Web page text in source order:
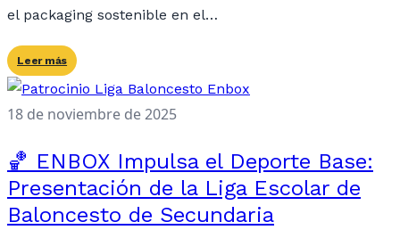
el packaging sostenible en el…
Leer más
18 de noviembre de 2025
🏀 ENBOX Impulsa el Deporte Base:
Presentación de la Liga Escolar de
Baloncesto de Secundaria